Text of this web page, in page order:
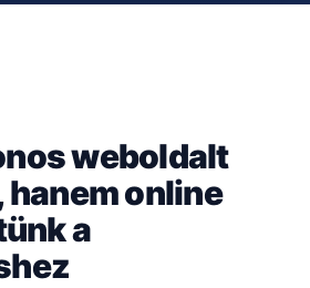
weboldalt
online
a